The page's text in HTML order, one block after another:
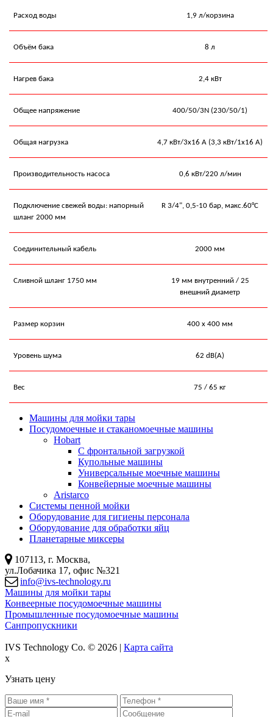
Расход воды 1,9л/корзина
Объём бака 8 л
Нагрев бака 2,4 кВт
Общее напряжение 400/50/3N (230/50/1)
Общая нагрузка 4,7 кВт/3х16 А (3,3 кВт/1х16 А)
Производительность насоса 0,6 кВт/220л/мин
Подключение свежей воды: напорный
шланг 2000 мм
R 3/4", 0,5-10 бар, макс.60°C
Соединительный кабель 2000 мм
Сливной шланг 1750 мм 19 мм внутренний / 25
внешний диаметр
Размер корзин 400 х400 мм
Уровень шума 62 dB(A)
Вес 75 /65 кг
Машины для мойки тары
Посудомоечные и стаканомоечные машины
Hobart
С фронтальной загрузкой
Купольные машины
Универсальные моечные машины
Конвейерные моечные машины
Aristarco
Системы пенной мойки
Оборудование для гигиены персонала
Оборудование для обработки яйц
Планетарные миксеры
107113, г. Москва,
ул.Лобачика 17, офис №321
info@ivs-technology.ru
Машины для мойки тары
Конвеерные посудомоечные машины
Промышленные посудомоечные машины
Санпропускники
IVS Technology Co. © 2026 | Карта сайта
x
Узнать цену